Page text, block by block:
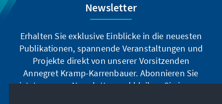
Newsletter
Erhalten Sie exklusive Einblicke in die neuesten
Publikationen, spannende Veranstaltungen und
Projekte direkt von unserer Vorsitzenden
Annegret Kramp-Karrenbauer. Abonnieren Sie
jetzt unseren Newsletter und bleiben Sie immer